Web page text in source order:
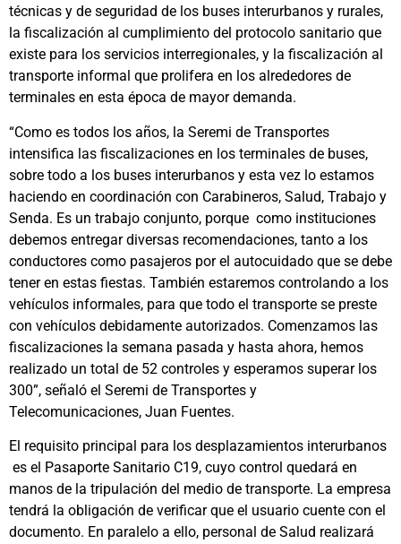
técnicas y de seguridad de los buses interurbanos y rurales,
la fiscalización al cumplimiento del protocolo sanitario que
existe para los servicios interregionales, y la fiscalización al
transporte informal que prolifera en los alrededores de
terminales en esta época de mayor demanda.
“Como es todos los años, la Seremi de Transportes
intensifica las fiscalizaciones en los terminales de buses,
sobre todo a los buses interurbanos y esta vez lo estamos
haciendo en coordinación con Carabineros, Salud, Trabajo y
Senda. Es un trabajo conjunto, porque como instituciones
debemos entregar diversas recomendaciones, tanto a los
conductores como pasajeros por el autocuidado que se debe
tener en estas fiestas. También estaremos controlando a los
vehículos informales, para que todo el transporte se preste
con vehículos debidamente autorizados. Comenzamos las
fiscalizaciones la semana pasada y hasta ahora, hemos
realizado un total de 52 controles y esperamos superar los
300”, señaló el Seremi de Transportes y
Telecomunicaciones, Juan Fuentes.
El requisito principal para los desplazamientos interurbanos
es el Pasaporte Sanitario C19, cuyo control quedará en
manos de la tripulación del medio de transporte. La empresa
tendrá la obligación de verificar que el usuario cuente con el
documento. En paralelo a ello, personal de Salud realizará